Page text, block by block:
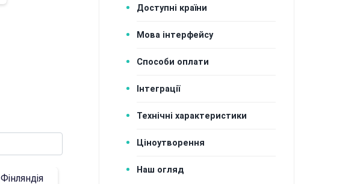
Фінляндія
Доступні країни
Мова інтерфейсу
Способи оплати
Інтеграції
Технічні характеристики
Ціноутворення
Наш огляд